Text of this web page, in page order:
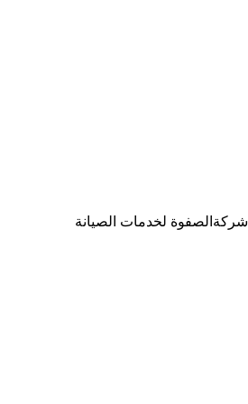
شركةالصفوة لخدمات الصيانة